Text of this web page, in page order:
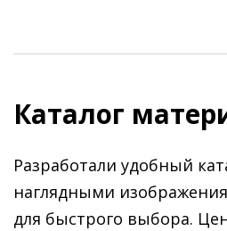
Каталог
Разработали удобный
наглядными
для быстрого выбора.